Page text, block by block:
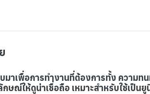
าเพื่อการทำงานที่ต้องการทั้ง ความ
ษณ์ให้ดูน่าเชื่อถือ เหมาะสำหรับใช้เป็